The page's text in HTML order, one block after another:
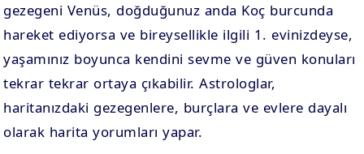
gezegeni Venüs, doğduğunuz anda Koç burcunda
hareket ediyorsa ve bireysellikle ilgili 1. evinizdeyse,
yaşamınız boyunca kendini sevme ve güven konuları
tekrar tekrar ortaya çıkabilir. Astrologlar,
haritanızdaki gezegenlere, burçlara ve evlere dayalı
olarak harita yorumları yapar.